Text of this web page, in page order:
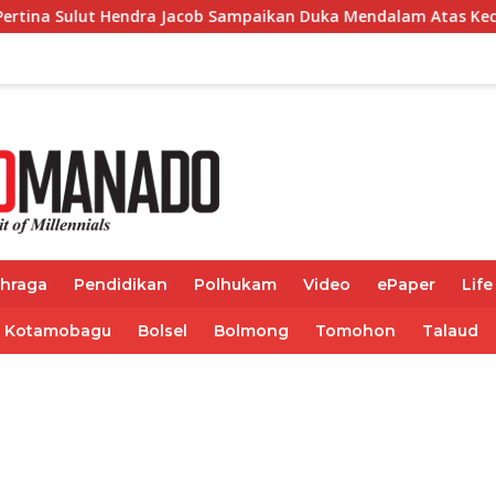
Jacob Sampaikan Duka Mendalam Atas Kecelakaan di
Pendidikan Polhukam Video ePaper Life
Kotamobagu Bolsel Bolmong Tomohon Talaud